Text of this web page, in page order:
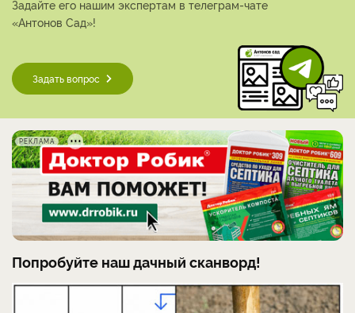
Задайте его нашим экспертам в телеграм-чате
«Антонов Сад»!
Задать вопрос
РЕКЛАМА
Попробуйте наш дачный сканворд!